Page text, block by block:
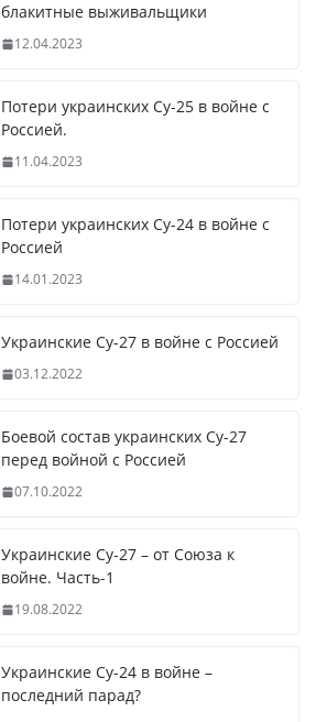
блакитные выживальщики
12.04.2023
Потери украинских Су-25 в войне с
Россией.
11.04.2023
Потери украинских Су-24 в войне с
Россией
14.01.2023
Украинские Су-27 в войне с Россией
03.12.2022
Боевой состав украинских Су-27
перед войной с Россией
07.10.2022
Украинские Су-27 – от Союза к
войне. Часть-1
19.08.2022
Украинские Су-24 в войне –
последний парад?